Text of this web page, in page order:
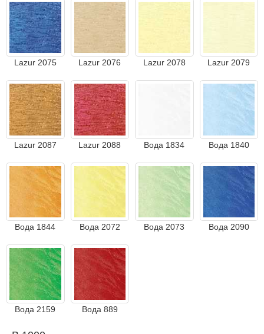
Lazur 2075 Lazur 2076 Lazur 2078 Lazur 2079
Lazur 2087 Lazur 2088 Вода 1834 Вода 1840
Вода 1844 Вода 2072 Вода 2073 Вода 2090
Вода 2159 Вода 889